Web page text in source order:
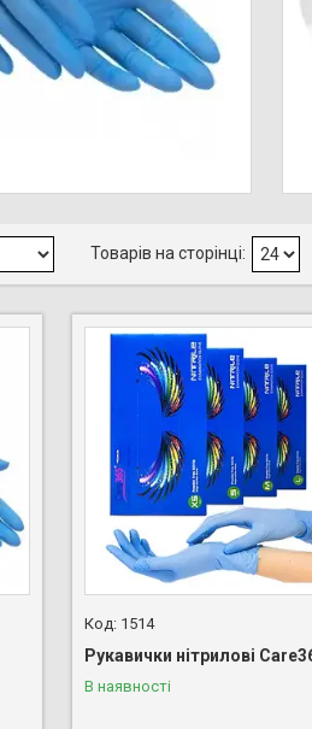
1514
Рукавички нітрилові
В наявності